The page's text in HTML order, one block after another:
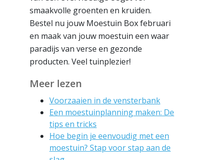
smaakvolle groenten en kruiden.
Bestel nu jouw Moestuin Box februari
en maak van jouw moestuin een waar
paradijs van verse en gezonde
producten. Veel tuinplezier!
Meer lezen
Voorzaaien in de vensterbank
Een moestuinplanning maken: De
tips en tricks
Hoe begin je eenvoudig met een
moestuin? Stap voor stap aan de